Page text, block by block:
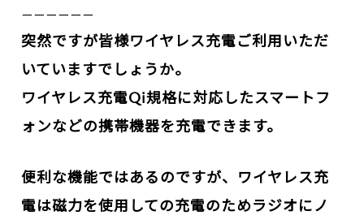
ーーーーーー
突然ですが皆様ワイヤレス充電ご利用いただ
いていますでしょうか。
ワイヤレス充電Qi規格に対応したスマートフ
ォンなどの携帯機器を充電できます。
便利な機能ではあるのですが、ワイヤレス充
電は磁力を使用しての充電のためラジオにノ